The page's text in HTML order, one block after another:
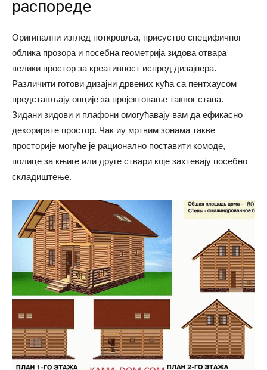
распореде
Оригинални изглед поткровља, присуство специфичног
облика прозора и посебна геометрија зидова отвара
велики простор за креативност испред дизајнера.
Различити готови дизајни дрвених кућа са пентхаусом
представљају опције за пројектовање таквог стана.
Зидани зидови и плафони омогућавају вам да ефикасно
декорирате простор. Чак иу мртвим зонама такве
просторије могуће је рационално поставити комоде,
полице за књиге или друге ствари које захтевају посебно
складиштење.